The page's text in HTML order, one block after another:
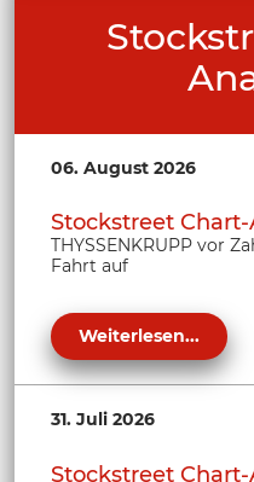
06. August 2026
Stockstreet
THYSSENKRUPP vor
Fahrt auf
Weiterlesen...
31. Juli 2026
Stockstreet